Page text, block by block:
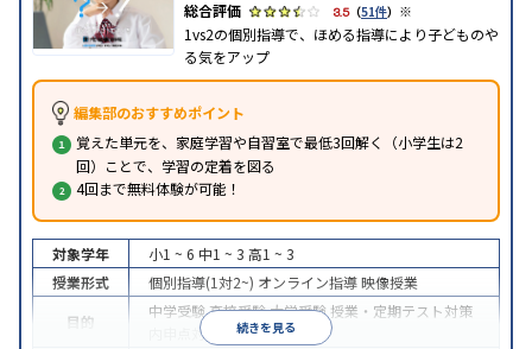
3.5（51件） ※
1vs2の個別指導で、ほめる指導により子どものや
る気をアップ
編集部のおすすめポイント
覚えた単元を、家庭学習や自習室で最低3回解く（小学生は2
回）ことで、学習の定着を図る
4回まで無料体験が可能！
続きを見る
対象学年 小1 ~ 6 中1 ~ 3 高1 ~ 3
授業形式
個別指導(1対2~) オンライン指導映像授業
目的
中学受験高校受験大学受験 授業・定期テスト対策
内申点対策
学習習慣の定着